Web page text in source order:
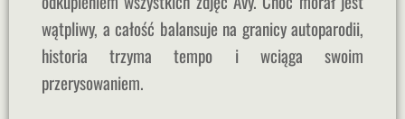
wątpliwy, a całość balansuje na granicy autoparodii,
historia trzyma tempo i wciąga swoim
przerysowaniem.